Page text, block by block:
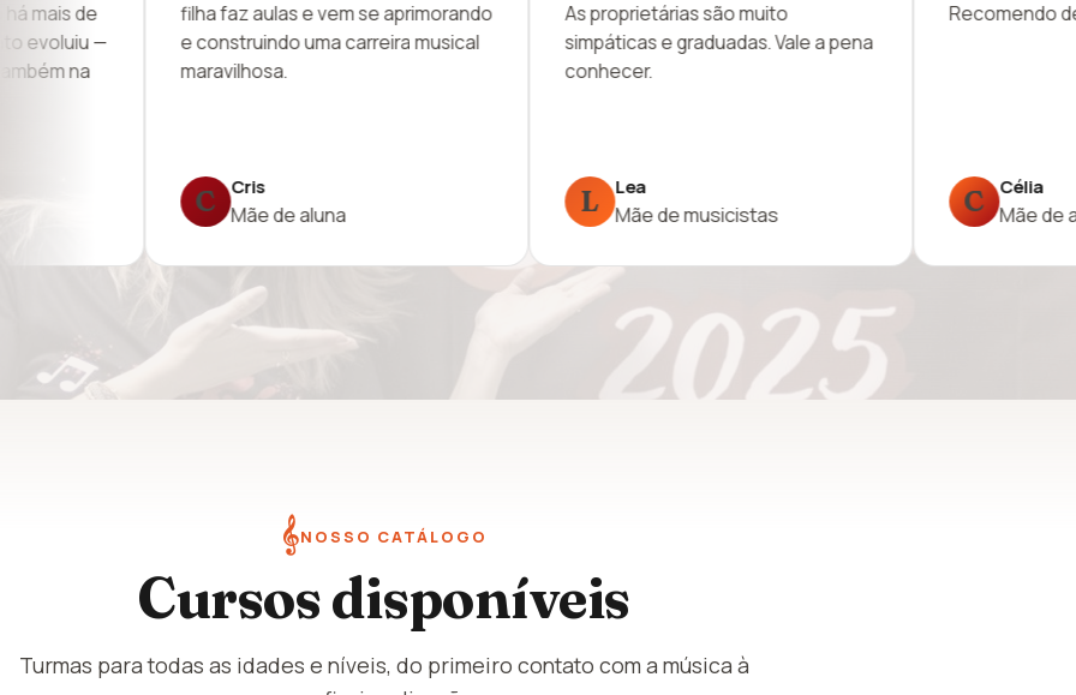
As proprietárias são muito
simpáticas e graduadas. Vale a pena
conhecer.
Mãe de musicistas
Recomendo de olhos fechados!
Mãe de aluna
proprietárias muito
meus filhos amam. Quem
Avaliação no Google
𝄞NOSSO CATÁLOGO
Cursos disponíveis
Turmas para todas as idades e níveis, do primeiro contato com a música à